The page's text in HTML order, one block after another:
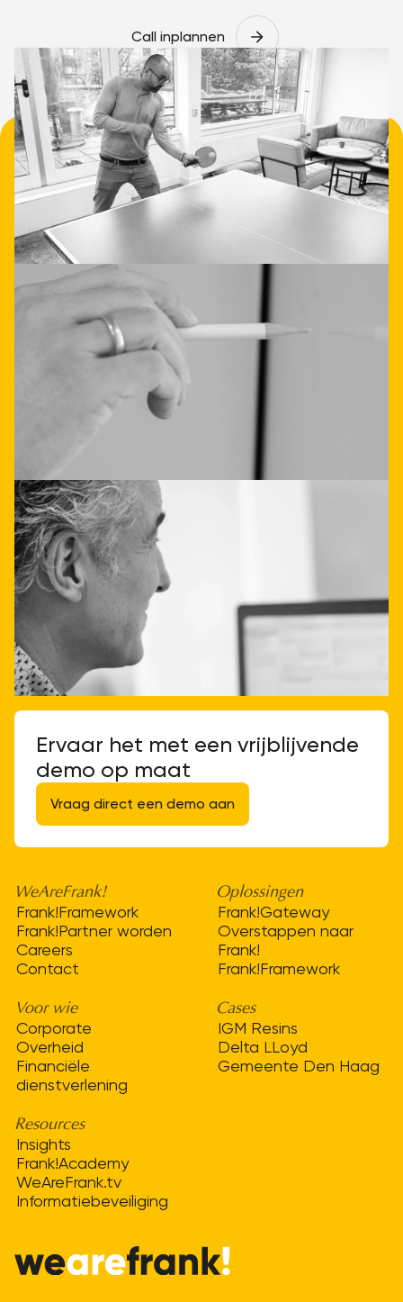
Call inplannen
• Nieuwsgierig geworden?
Data- en
applicatieintegratie hoeft
niet ingewikkeld te zijn.
Laat je direct adviseren
Ervaar het met een vrijblijvende
demo op maat
Vraag direct een demo aan
WeAreFrank!
Frank!Framework
Frank!Partner worden
Careers
Contact
Oplossingen
Frank!Gateway
Overstappen naar
Frank!
Frank!Framework
Voor wie
Corporate
Overheid
Financiële
dienstverlening
Cases
IGM Resins
Delta LLoyd
Gemeente Den Haag
Resources
Insights
Frank!Academy
WeAreFrank.tv
Informatiebeveiliging